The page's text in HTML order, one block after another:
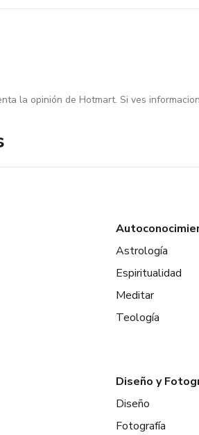
la opinión de Hotmart. Si ves
Astrología
Espiritualidad
Meditar
Teología
Diseño y
Diseño
Fotografía